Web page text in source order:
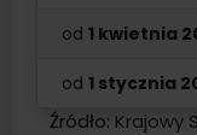
od 1 kwietnia
od 1 stycznia
Źródło: Krajowy